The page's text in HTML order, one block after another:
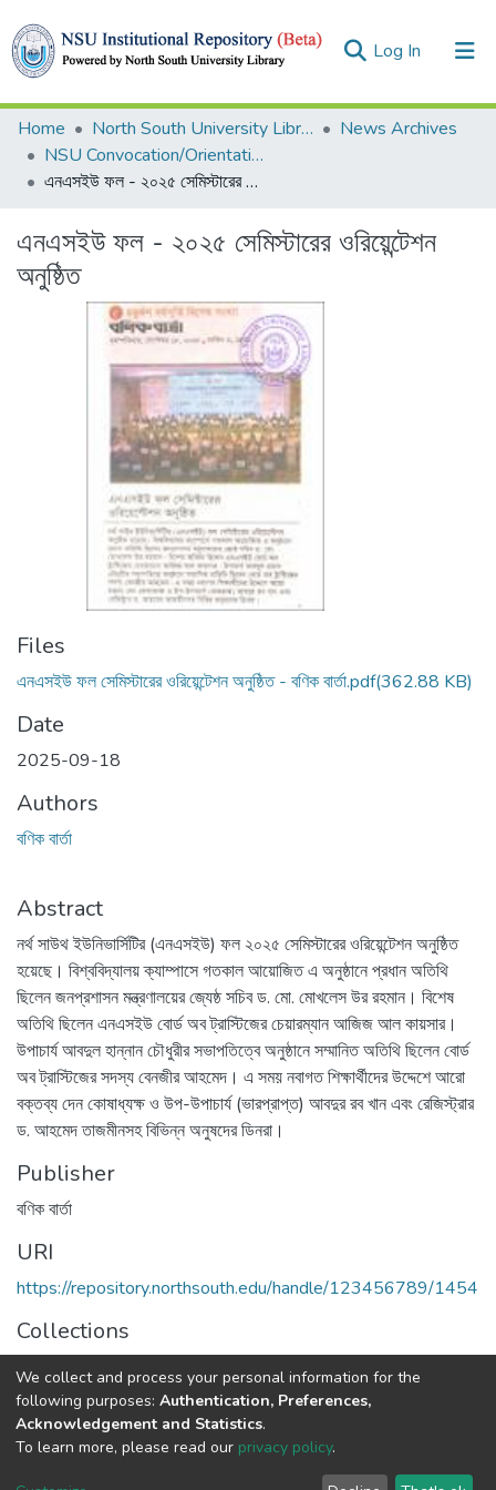
Log In (current)
Collections
Home North South University Library
News Archives
NSU Convocation/Orientation
এনএসইউ ফল - ২০২৫ সেমিস্টারের ওরিয়েন্টেশন অনুষ্ঠিত
এনএসইউ ফল - ২০২৫ সেমিস্টারের ওরিয়েন্টেশন
অনুষ্ঠিত
Files
এনএসইউ ফল সেমিস্টারের ওরিয়েন্টেশন অনুষ্ঠিত - বণিক বার্তা.pdf(362.88 KB)
Date
2025-09-18
Authors
বণিক বার্তা
Abstract
নর্থ সাউথ ইউনিভার্সিটির (এনএসইউ) ফল ২০২৫ সেমিস্টারের ওরিয়েন্টেশন অনুষ্ঠিত
হয়েছে। বিশ্ববিদ্যালয় ক্যাম্পাসে গতকাল আয়োজিত এ অনুষ্ঠানে প্রধান অতিথি
ছিলেন জনপ্রশাসন মন্ত্রণালয়ের জ্যেষ্ঠ সচিব ড. মো. মোখলেস উর রহমান। বিশেষ
অতিথি ছিলেন এনএসইউ বোর্ড অব ট্রাস্টিজের চেয়ারম্যান আজিজ আল কায়সার।
উপাচার্য আবদুল হান্নান চৌধুরীর সভাপতিত্বে অনুষ্ঠানে সম্মানিত অতিথি ছিলেন বোর্ড
অব ট্রাস্টিজের সদস্য বেনজীর আহমেদ। এ সময় নবাগত শিক্ষার্থীদের উদ্দেশে আরো
বক্তব্য দেন কোষাধ্যক্ষ ও উপ-উপাচার্য (ভারপ্রাপ্ত) আবদুর রব খান এবং রেজিস্ট্রার
ড. আহমেদ তাজমীনসহ বিভিন্ন অনুষদের ডিনরা।
Publisher
বণিক বার্তা
URI
https://repository.northsouth.edu/handle/123456789/1454
Collections
NSU Convocation/Orientation
Full item page
NSU IR.All rights reserved. © 2026 Powered by NSU Library
We collect and process your personal information for the
following purposes: Authentication, Preferences,
Acknowledgement and Statistics.
To learn more, please read our privacy policy.